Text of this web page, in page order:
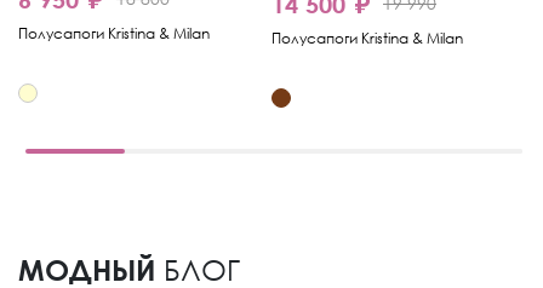
Полусапоги Kristina & Milan Полусапоги Kristina & Milan
МОДНЫЙ БЛОГ